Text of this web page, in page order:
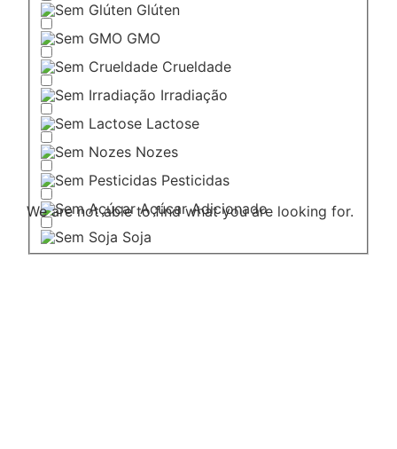
Glúten
GMO
Crueldade
Irradiação
Lactose
Nozes
Pesticidas
Açúcar Adicionado
Soja
We are not able to find what you are looking for.